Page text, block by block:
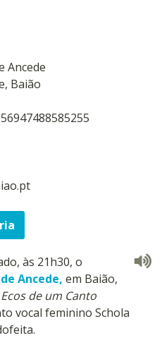
Ancede
Baião
às 21h30, o
Ancede, em Baião,
de um Canto
vocal feminino Schola